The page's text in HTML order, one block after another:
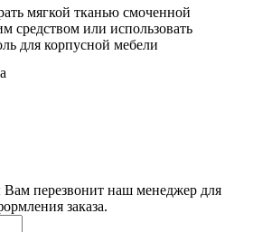
мягкой тканью смоченной
средством или использовать
для корпусной мебели
перезвонит наш менеджер для
заказа.